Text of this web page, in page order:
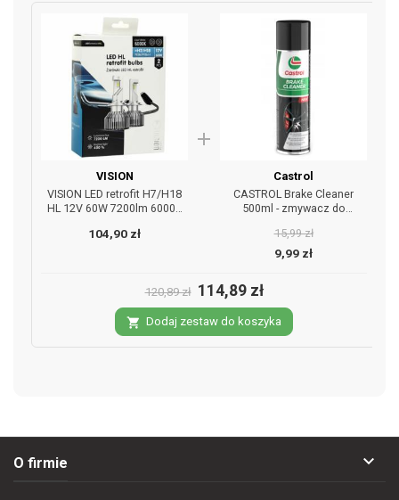
VISION
VISION LED retrofit H7/H18
HL 12V 60W 7200lm 6000K
104,90 zł
add
Castrol
CASTROL Brake Cleaner
500ml - zmywacz do
15,99 zł
9,99 zł
120,89 zł 114,89 zł
shopping_cart Dodaj zestaw do koszyka
O firmie 